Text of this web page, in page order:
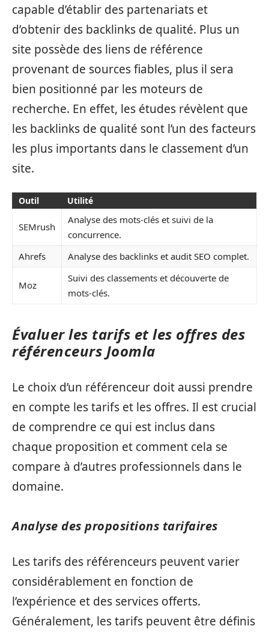
capable d’établir des partenariats et
d’obtenir des backlinks de qualité. Plus un
site possède des liens de référence
provenant de sources fiables, plus il sera
bien positionné par les moteurs de
recherche. En effet, les études révèlent que
les backlinks de qualité sont l’un des facteurs
les plus importants dans le classement d’un
site.
Outil Utilité
SEMrush
Analyse des mots-clés et suivi de la
concurrence.
Ahrefs
Analyse des backlinks et audit SEO complet.
Moz
Suivi des classements et découverte de
mots-clés.
Évaluer les tarifs et les offres des
référenceurs Joomla
Le choix d’un référenceur doit aussi prendre
en compte les tarifs et les offres. Il est crucial
de comprendre ce qui est inclus dans
chaque proposition et comment cela se
compare à d’autres professionnels dans le
domaine.
Analyse des propositions tarifaires
Les tarifs des référenceurs peuvent varier
considérablement en fonction de
l’expérience et des services offerts.
Généralement, les tarifs peuvent être définis